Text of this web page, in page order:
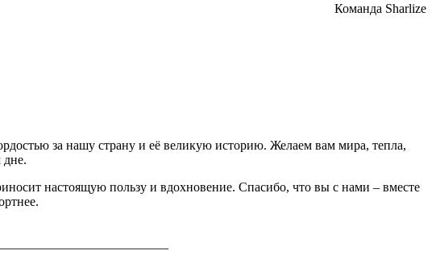
Команда Sharlize
за нашу страну и её великую историю. Желаем вам мира, тепла,
дне.
настоящую пользу и вдохновение. Спасибо, что вы с нами – вместе